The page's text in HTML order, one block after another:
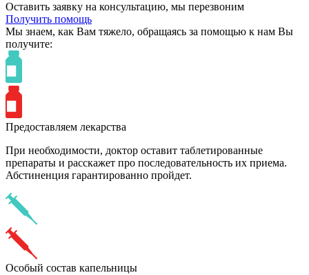
Оставить заявку на консультацию, мы перезвоним
Получить помощь
Мы знаем, как Вам тяжело, обращаясь за помощью к нам Вы
получите:
Предоставляем лекарства
При необходимости, доктор оставит таблетированные
препараты и расскажет про последовательность их приема.
Абстиненция гарантированно пройдет.
Особый состав капельницы